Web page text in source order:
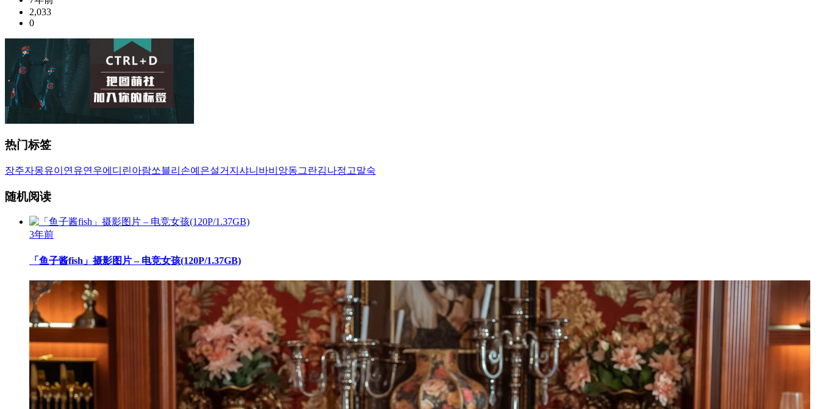
2,033
0
热门标签
장주자몽유이 연유연우에디린아람쏘블리 손예은설거지 샤니 바비앙동그란김나정 고말숙
随机阅读
3年前
「鱼子酱fish」摄影图片 – 电竞女孩(120P/1.37GB)